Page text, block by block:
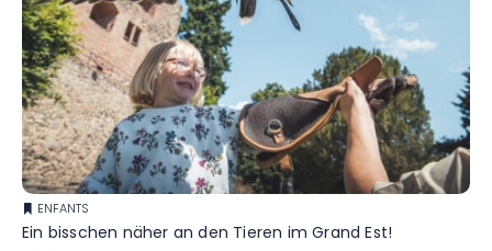
ENFANTS
Ein bisschen näher an den Tieren im Grand Est!